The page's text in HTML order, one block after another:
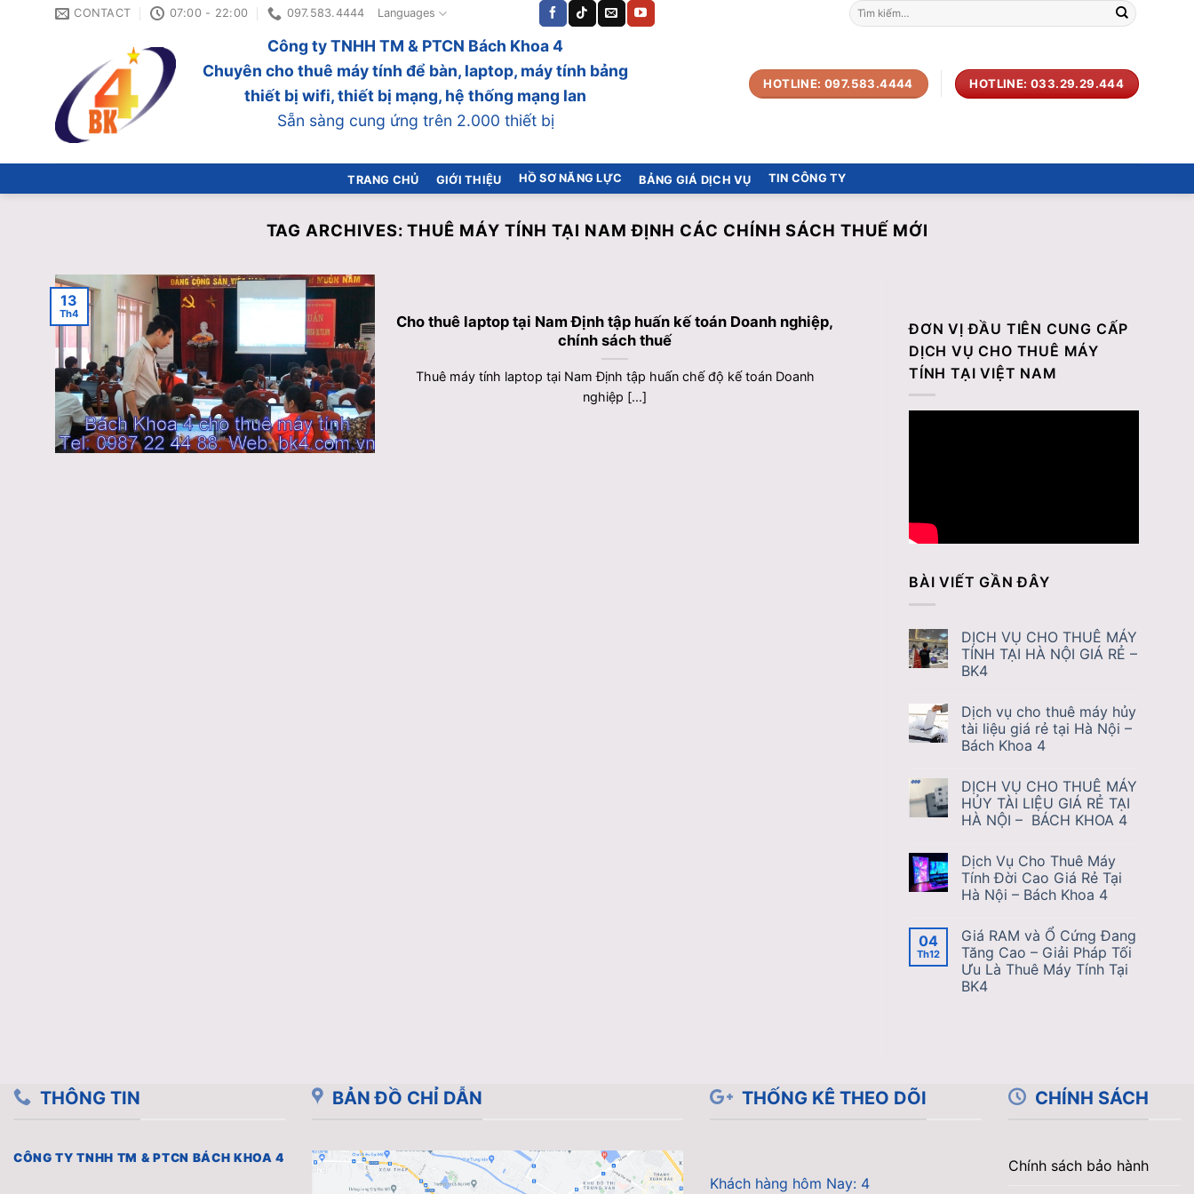
CONTACT 07:00 - 22:00 097.583.4444 Languages
Tìm
kiếm:
Công ty TNHH TM & PTCN Bách Khoa 4
Chuyên cho thuê máy tính để bàn, laptop, máy tính bảng
thiết bị wifi, thiết bị mạng, hệ thống mạng lan
Sẵn sàng cung ứng trên 2.000 thiết bị
HOTLINE: 097.583.4444 HOTLINE: 033.29.29.444
TRANG CHỦ GIỚI THIỆU HỒ SƠ NĂNG LỰC BẢNG GIÁ DỊCH VỤ TIN CÔNG TY
TAG ARCHIVES:THUÊ MÁY TÍNH TẠI NAM ĐỊNH CÁC CHÍNH SÁCH THUẾ MỚI
Cho thuê laptop tại Nam Định tập huấn kế toán Doanh nghiệp,
chính sách thuế
Thuê máy tính laptop tại Nam Định tập huấn chế độ kế toán Doanh
nghiệp [...]
13
Th4
ĐƠN VỊ ĐẦU TIÊN CUNG CẤP
DỊCH VỤ CHO THUÊ MÁY
TÍNH TẠI VIỆT NAM
BÀI VIẾT GẦN ĐÂY
DỊCH VỤ CHO THUÊ MÁY
TÍNH TẠI HÀ NỘI GIÁ RẺ –
BK4
Dịch vụ cho thuê máy hủy
tài liệu giá rẻ tại Hà Nội –
Bách Khoa 4
DỊCH VỤ CHO THUÊ MÁY
HỦY TÀI LIỆU GIÁ RẺ TẠI
HÀ NỘI – BÁCH KHOA 4
Dịch Vụ Cho Thuê Máy
Tính Đời Cao Giá Rẻ Tại
Hà Nội – Bách Khoa 4
04
Th12
Giá RAM và Ổ Cứng Đang
Tăng Cao – Giải Pháp Tối
Ưu Là Thuê Máy Tính Tại
BK4
THÔNG TIN
CÔNG TY TNHH TM & PTCN BÁCH KHOA 4
BẢN ĐỒ CHỈ DẪN THỐNG KÊ THEO DÕI
Khách hàng hôm Nay: 4
CHÍNH SÁCH
Chính sách bảo hành